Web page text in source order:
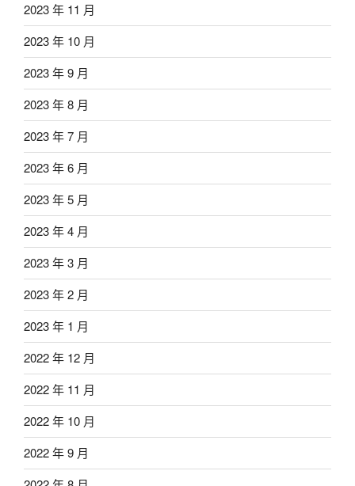
2023 年 11 月
2023 年 10 月
2023 年 9 月
2023 年 8 月
2023 年 7 月
2023 年 6 月
2023 年 5 月
2023 年 4 月
2023 年 3 月
2023 年 2 月
2023 年 1 月
2022 年 12 月
2022 年 11 月
2022 年 10 月
2022 年 9 月